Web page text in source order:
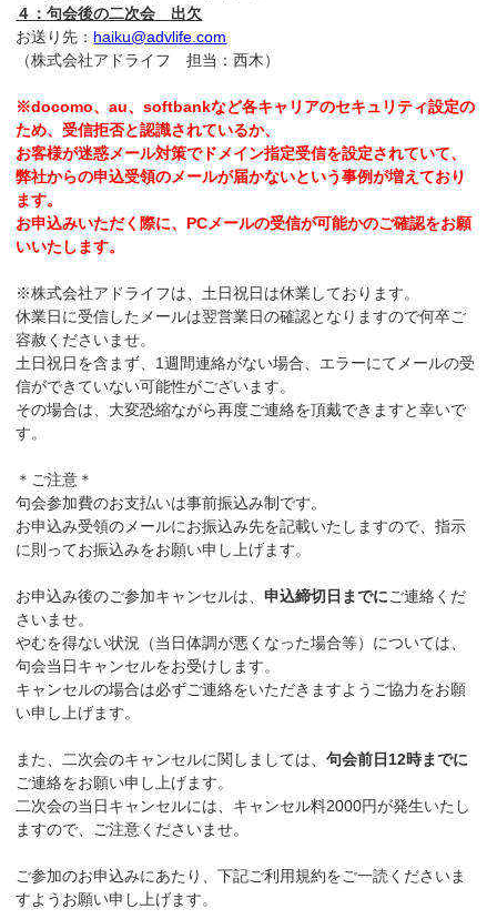
４：句会後の二次会 出欠
お送り先： haiku@advlife.com
（株式会社アドライフ 担当：西木）
※docomo、au、softbankなど各キャリアのセキュリティ設定の
ため、受信拒否と認識されているか、
お客様が迷惑メール対策でドメイン指定受信を設定されていて、
弊社からの申込受領のメールが届かないという事例が増えており
ます。
お申込みいただく際に、PCメールの受信が可能かのご確認をお願
いいたします。
※株式会社アドライフは、土日祝日は休業しております。
休業日に受信したメールは翌営業日の確認となりますので何卒ご
容赦くださいませ。
土日祝日を含まず、1週間連絡がない場合、エラーにてメールの受
信ができていない可能性がございます。
その場合は、大変恐縮ながら再度ご連絡を頂戴できますと幸いで
す。
＊ご注意＊
句会参加費のお支払いは事前振込み制です。
お申込み受領のメールにお振込み先を記載いたしますので、指示
に則ってお振込みをお願い申し上げます。
お申込み後のご参加キャンセルは、申込締切日までにご連絡くだ
さいませ。
やむを得ない状況（当日体調が悪くなった場合等）については、
句会当日キャンセルをお受けします。
キャンセルの場合は必ずご連絡をいただきますようご協力をお願
い申し上げます。
また、二次会のキャンセルに関しましては、句会前日12時までに
ご連絡をお願い申し上げます。
二次会の当日キャンセルには、キャンセル料2000円が発生いたし
ますので、ご注意くださいませ。
ご参加のお申込みにあたり、下記ご利用規約をご一読くださいま
すようお願い申し上げます。